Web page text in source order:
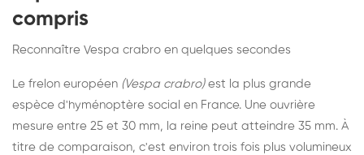
compris
Reconnaître Vespa crabro en quelques secondes
Le frelon européen (Vespa crabro)est la plus grande
espèce d'hyménoptère social en France. Une ouvrière
mesure entre 25 et 30 mm, la reine peut atteindre 35 mm. À
titre de comparaison, c'est environ trois fois plus volumineux